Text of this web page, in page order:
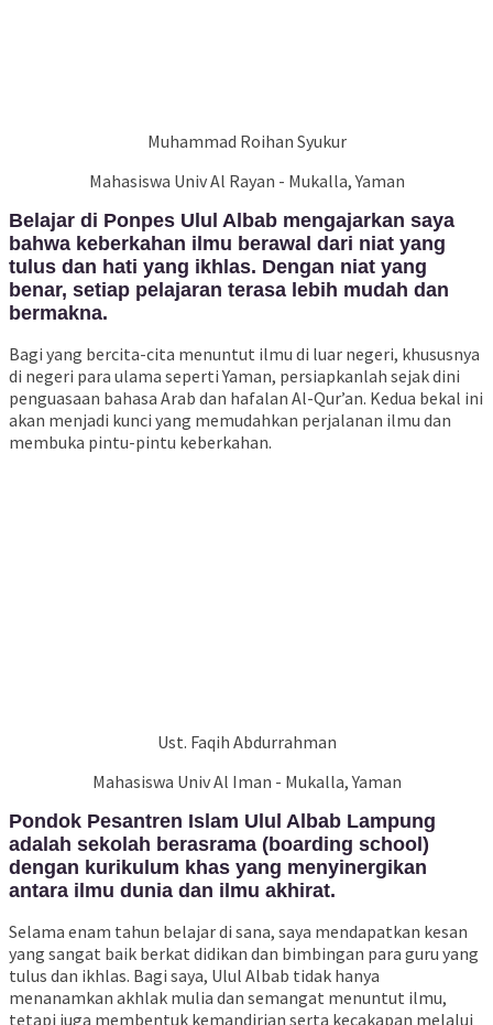
Muhammad Roihan Syukur
Mahasiswa Univ Al Rayan - Mukalla, Yaman
Belajar di Ponpes Ulul Albab mengajarkan saya
bahwa keberkahan ilmu berawal dari niat yang
tulus dan hati yang ikhlas. Dengan niat yang
benar, setiap pelajaran terasa lebih mudah dan
bermakna.
Bagi yang bercita-cita menuntut ilmu di luar negeri, khususnya
di negeri para ulama seperti Yaman, persiapkanlah sejak dini
penguasaan bahasa Arab dan hafalan Al-Qur’an. Kedua bekal ini
akan menjadi kunci yang memudahkan perjalanan ilmu dan
membuka pintu-pintu keberkahan.
Ust. Faqih Abdurrahman
Mahasiswa Univ Al Iman - Mukalla, Yaman
Pondok Pesantren Islam Ulul Albab Lampung
adalah sekolah berasrama (boarding school)
dengan kurikulum khas yang menyinergikan
antara ilmu dunia dan ilmu akhirat.
Selama enam tahun belajar di sana, saya mendapatkan kesan
yang sangat baik berkat didikan dan bimbingan para guru yang
tulus dan ikhlas. Bagi saya, Ulul Albab tidak hanya
menanamkan akhlak mulia dan semangat menuntut ilmu,
tetapi juga membentuk kemandirian serta kecakapan melalui